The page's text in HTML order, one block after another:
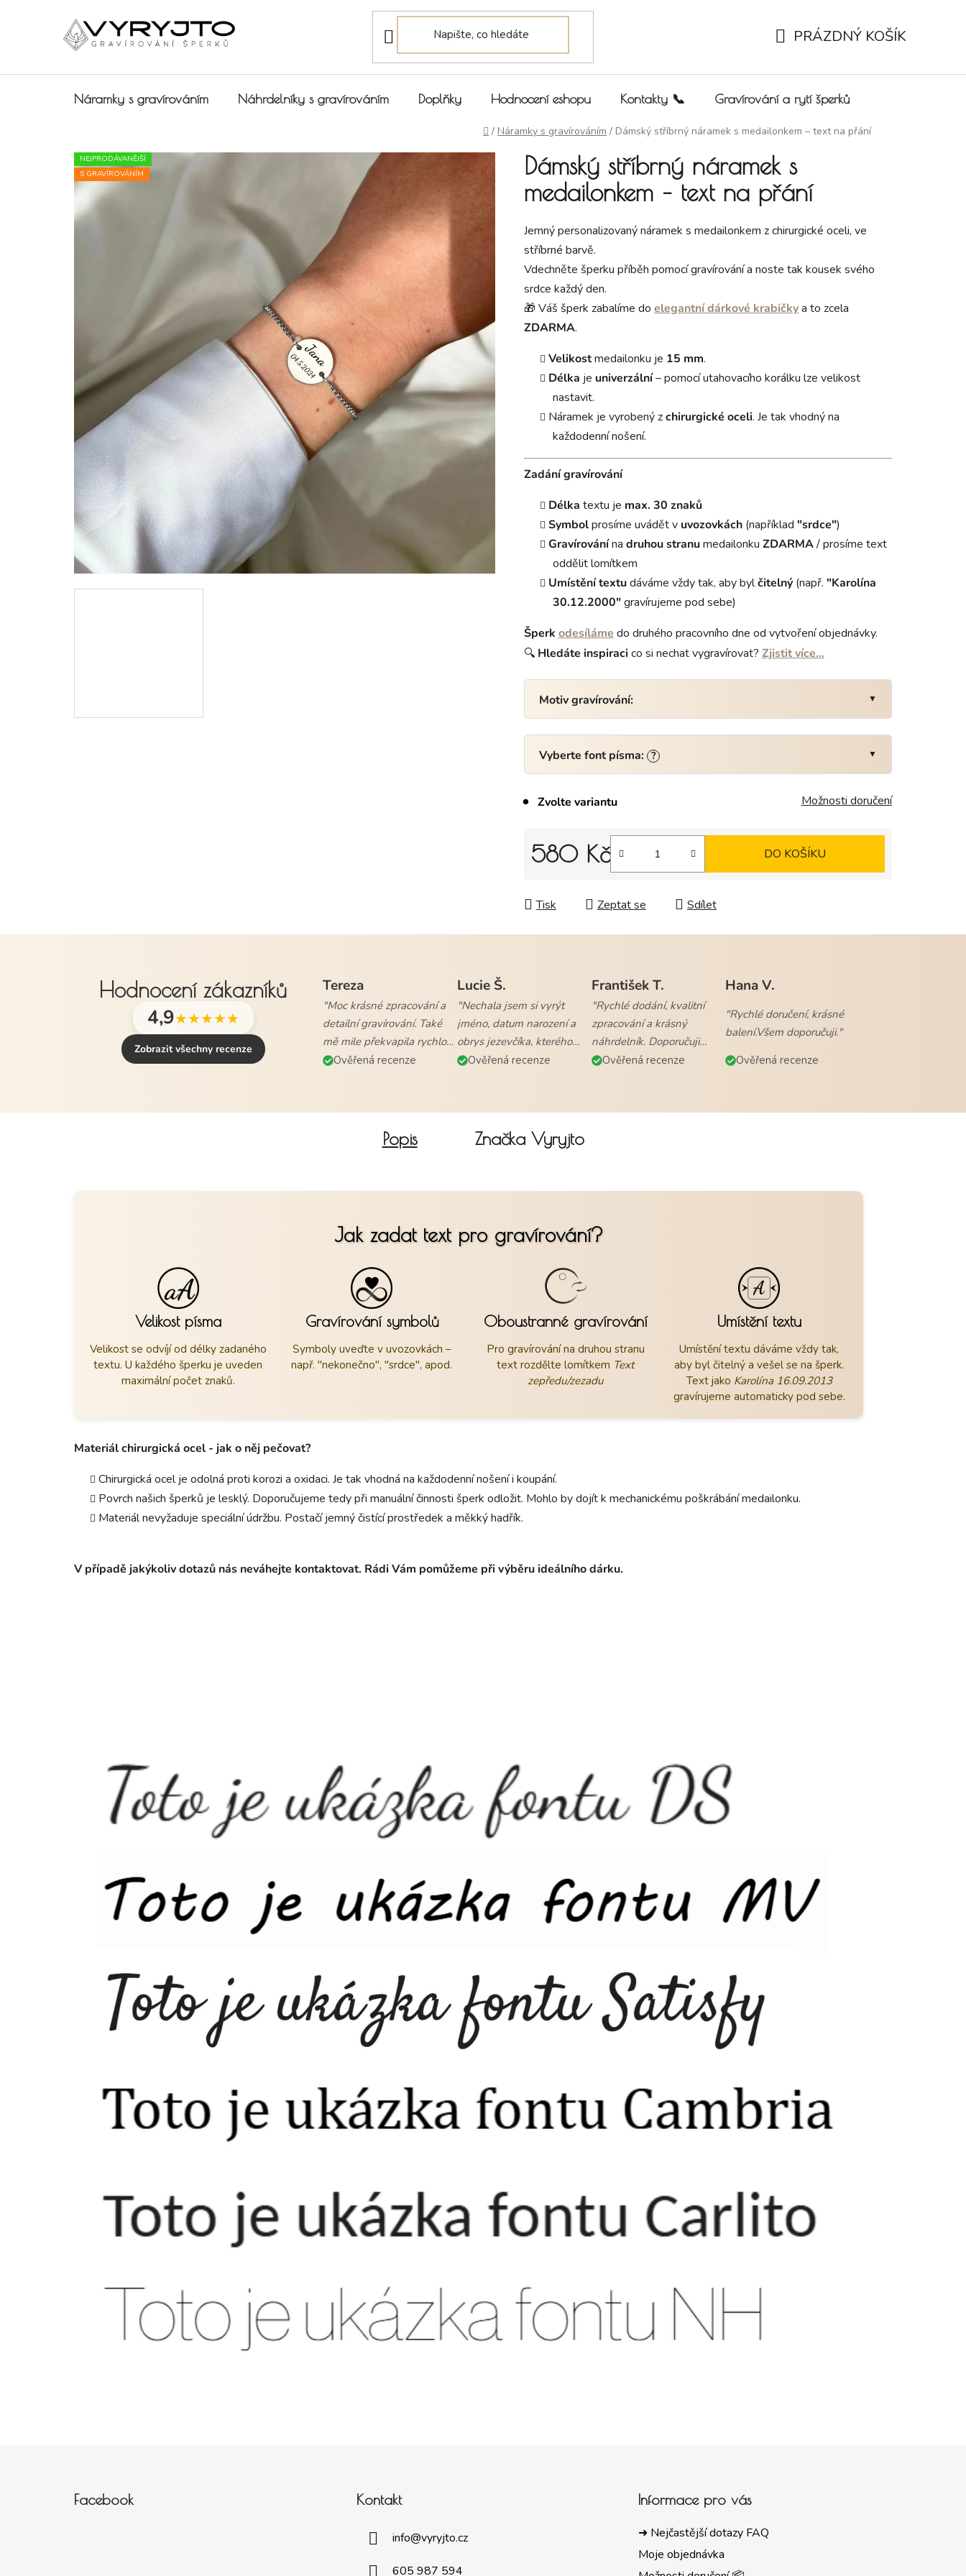
PRÁZDNÝ KOŠÍK
Náramky s gravírováním Náhrdelníky s gravírováním Doplňky Hodnocení eshopu Kontakty 📞 Gravírování a rytí šperků
Domů
/ Náramky s gravírováním / Dámský stříbrný náramek s medailonkem – text na přání
Dámský stříbrný náramek s
medailonkem – text na přání
Jemný personalizovaný náramek s medailonkem z chirurgické oceli, ve
stříbrné barvě.
Vdechněte šperku příběh pomocí gravírování a noste tak kousek svého
srdce každý den.
🎁 Váš šperk zabalíme do elegantní dárkové krabičkya to zcela
ZDARMA.
Velikostmedailonku je 15 mm.
Délka je univerzální– pomocí utahovacího korálku lze velikost
nastavit.
Náramek je vyrobený zchirurgické oceli. Je tak vhodný na
každodenní nošení.
Zadání gravírování
Délka textu je max. 30 znaků
Symbolprosíme uvádět v uvozovkách (například "srdce")
Gravírovánína druhou stranumedailonku ZDARMA/ prosíme text
oddělit lomítkem
Umístění textudáváme vždy tak, aby bylčitelný (např. "Karolína
30.12.2000"gravírujeme pod sebe)
Šperk odesíláme do druhého pracovního dne od vytvoření objednávky.
🔍 Hledáte inspiracico si nechat vygravírovat? Zjistit více…
Motiv gravírování:
Vyberte font písma: ?
Zvolte variantu Možnosti doručení
580 Kč DO KOŠÍKU
Tisk Zeptat se Sdílet
NEJPRODÁVANĚJŠÍ
S GRAVÍROVÁNÍM
Hodnocení zákazníků
4,9★★★★★
Zobrazit všechny recenze
Tereza
"Moc krásné zpracování a
detailní gravírování. Také
mě mile překvapila rychlost
vyřízení objednávky a
Ověřená recenze
Lucie Š.
"Nechala jsem si vyrýt
jméno, datum narození a
obrys jezevčíka, kterého
mám. Naprostá
Ověřená recenze
František T.
"Rychlé dodání, kvalitní
zpracování a krásný
náhrdelník. Doporučuji
všem."
Ověřená recenze
Hana V.
"Rychlé doručení, krásné
balení.Všem doporučuji."
Ověřená recenze
Popis ZnačkaVyryjto
Jak zadat text pro gravírování?
Velikost písma
Velikost se odvíjí od délky zadaného
textu. U každého šperku je uveden
maximální počet znaků.
Gravírování symbolů
Symboly uveďte v uvozovkách –
např. "nekonečno", "srdce", apod.
Oboustranné gravírování
Pro gravírování na druhou stranu
text rozdělte lomítkem Text
zepředu/zezadu
Umístění textu
Umístění textu dáváme vždy tak,
aby byl čitelný a vešel se na šperk.
Text jako Karolína 16.09.2013
gravírujeme automaticky pod sebe.
Materiál chirurgická ocel - jak o něj pečovat?
Chirurgická ocel je odolná proti korozi a oxidaci. Je tak vhodná na každodenní nošení i koupání.
Povrch našich šperků je lesklý. Doporučujeme tedy při manuální činnosti šperk odložit. Mohlo by dojít k mechanickému poškrábání medailonku.
Materiál nevyžaduje speciální údržbu. Postačí jemný čistící prostředek a měkký hadřík.
V případě jakýkoliv dotazů nás neváhejte kontaktovat. Rádi Vám pomůžeme při výběru ideálního dárku.
Facebook Kontakt
info@vyryjto.cz
605 987 594
Informace pro vás
➜ Nejčastější dotazy FAQ
Moje objednávka